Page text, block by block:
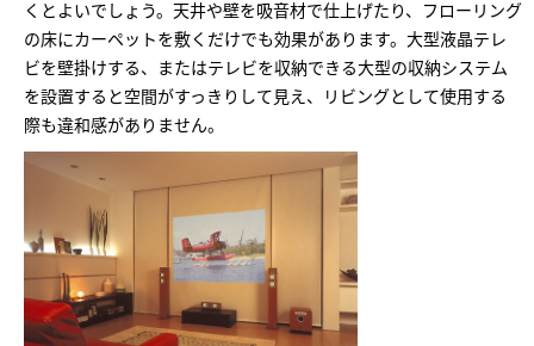
中古住宅検索
スムストック検索
分譲マンション検索
[MISAWA RELAY]
住まいの売却
医療・介護・子育て・障がい福祉施設
これから土地活用・賃貸経営をご検討の方
土地活用の基礎から長期安定経営を目指すオーナー様まで、賃貸経営
に役立つ多彩な情報を幅広くお届けします。
ホームラウンジ 土地活用・賃貸経営
ホテル・旅館リフォーム
リフォーム営業所
これからリフォームをご検討の方
実例動画や基礎知識、収納の工夫など、理想の住まいを叶えるリフォ
ームの具体策とアイデアを豊富にご用意しています。
ホームラウンジ リフォーム
事業用売買
事業用地・事業用建物
分譲用地
すべてのフィールドに新しい価値をデザインし、持続可能な未来志向
のまちづくりを実現していきます。
ご相談窓口
お客様センター
ミサワホームオーナーさま・リフォーム工事ご契約者さまとミサワホ
ームを結ぶコミュニケーションサイト。お得・便利・安心なコンテン
ツや、ミサワホームからの大切なお知らせなど配信しています。
IR情報
SDGs
環境活動
採用情報
新卒者採用
くとよいでしょう。天井や壁を吸音材で仕上げたり、フローリング
の床にカーペットを敷くだけでも効果があります。大型液晶テレ
ビを壁掛けする、またはテレビを収納できる大型の収納システム
を設置すると空間がすっきりして見え、リビングとして使用する
際も違和感がありません。